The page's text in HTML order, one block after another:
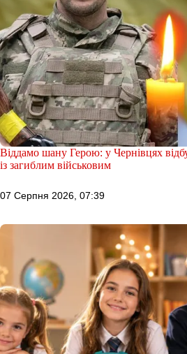
Віддамо шану Герою: у Чернівцях
із загиблим військовим
07 Серпня 2026, 07:39